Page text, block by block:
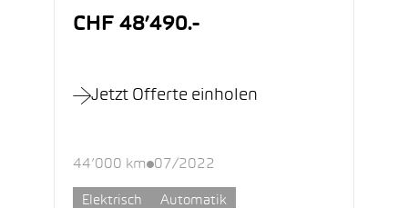
CHF 48’490.-
Jetzt Offerte einholen
44’000 km 07/2022
Elektrisch Automatik